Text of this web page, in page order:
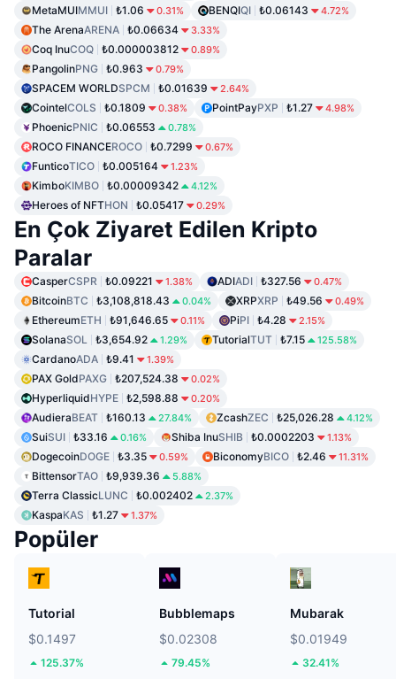
MetaMUIMMUI ₺1.06 0.31% BENQIQI ₺0.06143 4.72%
The ArenaARENA ₺0.06634 3.33%
Coq InuCOQ ₺0.000003812 0.89%
PangolinPNG ₺0.963 0.79%
SPACEM WORLDSPCM ₺0.01639 2.64%
CointelCOLS ₺0.1809 0.38% PointPayPXP ₺1.27 4.98%
PhoenicPNIC ₺0.06553 0.78%
ROCO FINANCEROCO ₺0.7299 0.67%
FunticoTICO ₺0.005164 1.23%
KimboKIMBO ₺0.00009342 4.12%
Heroes of NFTHON ₺0.05417 0.29%
En Çok Ziyaret Edilen Kripto
Paralar
CasperCSPR ₺0.09221 1.38% ADIADI ₺327.56 0.47%
BitcoinBTC ₺3,108,818.43 0.04% XRPXRP ₺49.56 0.49%
EthereumETH ₺91,646.65 0.11% PiPI ₺4.28 2.15%
SolanaSOL ₺3,654.92 1.29% TutorialTUT ₺7.15 125.58%
CardanoADA ₺9.41 1.39%
PAX GoldPAXG ₺207,524.38 0.02%
HyperliquidHYPE ₺2,598.88 0.20%
AudieraBEAT ₺160.13 27.84% ZcashZEC ₺25,026.28 4.12%
SuiSUI ₺33.16 0.16% Shiba InuSHIB ₺0.0002203 1.13%
DogecoinDOGE ₺3.35 0.59% BiconomyBICO ₺2.46 11.31%
BittensorTAO ₺9,939.36 5.88%
Terra ClassicLUNC ₺0.002402 2.37%
KaspaKAS ₺1.27 1.37%
Popüler
Tutorial
$0.1497
125.37%
Bubblemaps
$0.02308
79.45%
Mubarak
$0.01949
32.41%